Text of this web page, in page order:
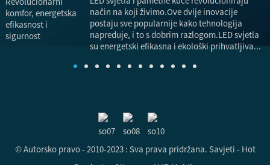
način na koji živimo.Ove dvije inovacije
postaju sve popularnije kako tehnologija
napreduje, i to s dobrim razlogom.LED svjetla
su energetski efikasna i ekološki prihvatljiva...
© Autorsko pravo - 2010-2023 : Sva prava pridržana. Savjeti - Hot